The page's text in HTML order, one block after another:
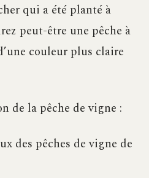
qui a été planté à
peut-être une pêche à
couleur plus claire
de la pêche de vigne :
des pêches de vigne de